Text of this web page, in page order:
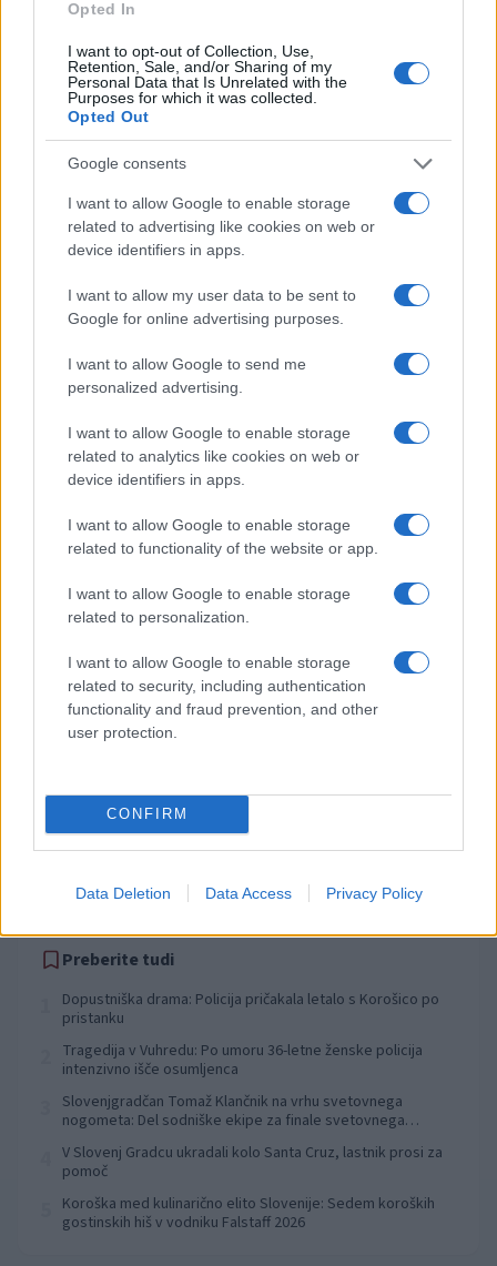
Opted In
I want to opt-out of Collection, Use,
Retention, Sale, and/or Sharing of my
Personal Data that Is Unrelated with the
Purposes for which it was collected.
Opted Out
Google consents
I want to allow Google to enable storage
related to advertising like cookies on web or
device identifiers in apps.
I want to allow my user data to be sent to
Google for online advertising purposes.
I want to allow Google to send me
personalized advertising.
I want to allow Google to enable storage
related to analytics like cookies on web or
device identifiers in apps.
I want to allow Google to enable storage
related to functionality of the website or app.
I want to allow Google to enable storage
related to personalization.
I want to allow Google to enable storage
related to security, including authentication
functionality and fraud prevention, and other
user protection.
CONFIRM
Data Deletion Data Access Privacy Policy
Več iz kategorije Obvestila
Jutri spremenjen prometni
režim zaradi izvedbe prireditve
Do novembra zaradi sanacije
Začasna zapora planinske poti
in prepoved parkiranja pri
kmetiji Bukovnik
Aqualatio prilagojeno
vremenskim razmeram
Izklop elektrike: 426. Nadzorništvo Vuzenica - Območje Sv.
Anton na Pohorju
Izklop elektrike: 425. Nadzorništvo Vuzenica - Območje
pred 15 urami
Izklop elektrike: 429. Nadzorništvo Ravne - Območje Prevalje
Prisoje
pred 15 urami
Izklop elektrike: 428. Nadzorništvo Slovenj Gradec - Območje
Legen
Preberite tudi
Dopustniška drama: Policija pričakala letalo s Korošico po
pristanku
Tragedija v Vuhredu: Po umoru 36-letne ženske policija
intenzivno išče osumljenca
Slovenjgradčan Tomaž Klančnik na vrhu svetovnega
nogometa: Del sodniške ekipe za finale svetovnega
V Slovenj Gradcu ukradali kolo Santa Cruz, lastnik prosi za
pomoč
Koroška med kulinarično elito Slovenije: Sedem koroških
gostinskih hiš v vodniku Falstaff 2026